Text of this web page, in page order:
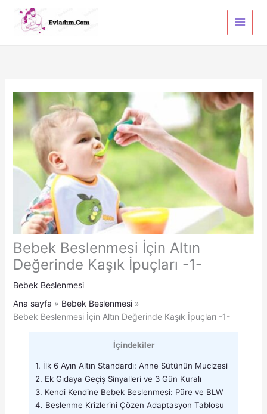
Bebek Beslenmesi İçin Altın
Değerinde Kaşık İpuçları -1-
Bebek Beslenmesi
Ana sayfa
Bebek Beslenmesi
Bebek Beslenmesi İçin Altın Değerinde Kaşık İpuçları -1-
İçindekiler
1. İlk 6 Ayın Altın Standardı: Anne Sütünün Mucizesi
2. Ek Gıdaya Geçiş Sinyalleri ve 3 Gün Kuralı
3. Kendi Kendine Bebek Beslenmesi: Püre ve BLW
4. Beslenme Krizlerini Çözen Adaptasyon Tablosu